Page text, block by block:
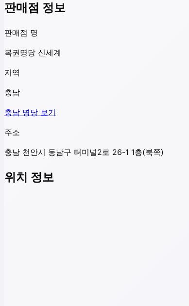
판매점 정보
판매점 명
복권명당 신세계
지역
충남
충남 명당 보기
주소
충남 천안시 동남구 터미널2로 26-1 1층(북쪽)
위치 정보